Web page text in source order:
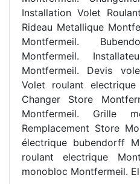
Installation Volet
Rideau Metallique
Montfermeil.
Montfermeil.
Montfermeil. Devis
Volet roulant
Changer Store
Montfermeil. Grille
Remplacement Store
électrique bubendorff
roulant electrique
monobloc Montfermeil.